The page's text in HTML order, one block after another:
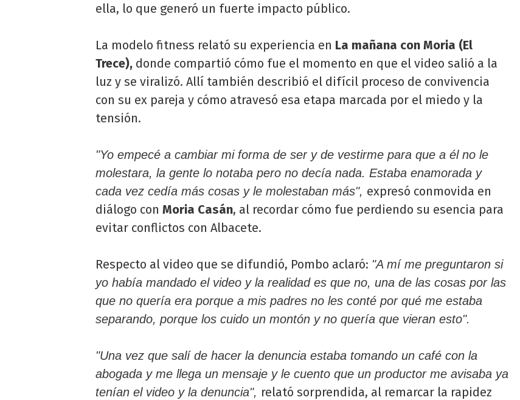
ella, lo que generó un fuerte impacto público.
La modelo fitness relató su experiencia en La mañana con Moria (El
Trece), donde compartió cómo fue el momento en que el video salió a la
luz y se viralizó. Allí también describió el difícil proceso de convivencia
con su ex pareja y cómo atravesó esa etapa marcada por el miedo y la
tensión.
"Yo empecé a cambiar mi forma de ser y de vestirme para que a él no le
molestara, la gente lo notaba pero no decía nada. Estaba enamorada y
cada vez cedía más cosas y le molestaban más", expresó conmovida en
diálogo con Moria Casán, al recordar cómo fue perdiendo su esencia para
evitar conflictos con Albacete.
Respecto al video que se difundió, Pombo aclaró: "A mí me preguntaron si
yo había mandado el video y la realidad es que no, una de las cosas por las
que no quería era porque a mis padres no les conté por qué me estaba
separando, porque los cuido un montón y no quería que vieran esto".
"Una vez que salí de hacer la denuncia estaba tomando un café con la
abogada y me llega un mensaje y le cuento que un productor me avisaba ya
tenían el video y la denuncia", relató sorprendida, al remarcar la rapidez